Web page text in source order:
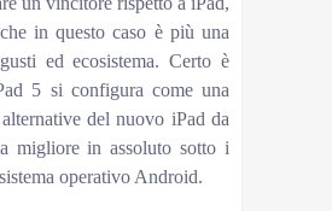
in questo caso è più una
ed ecosistema. Certo è
5 si configura come una
del nuovo iPad da
migliore in assoluto sotto i
operativo Android.